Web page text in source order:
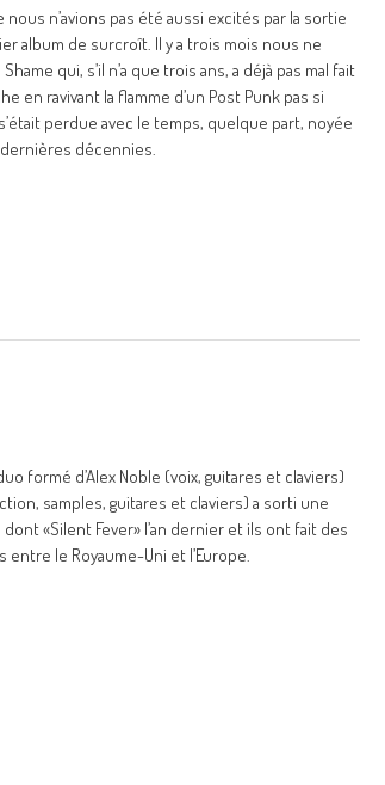
nous n’avions pas été aussi excités par la sortie
album de surcroît. Il y a trois mois nous ne
qui, s’il n’a que trois ans, a déjà pas mal fait
en ravivant la flamme d’un Post Punk pas si
perdue avec le temps, quelque part, noyée
décennies.
formé d’Alex Noble (voix, guitares et claviers)
samples, guitares et claviers) a sorti une
dont «Silent Fever» l’an dernier et ils ont fait des
le Royaume-Uni et l’Europe.